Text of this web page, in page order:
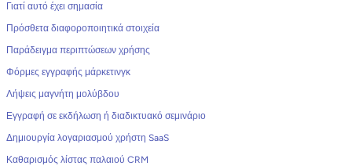
Γιατί αυτό έχει σημασία
Πρόσθετα διαφοροποιητικά στοιχεία
Παράδειγμα περιπτώσεων χρήσης
Φόρμες εγγραφής μάρκετινγκ
Λήψεις μαγνήτη μολύβδου
Εγγραφή σε εκδήλωση ή διαδικτυακό σεμινάριο
Δημιουργία λογαριασμού χρήστη SaaS
Καθαρισμός λίστας παλαιού CRM